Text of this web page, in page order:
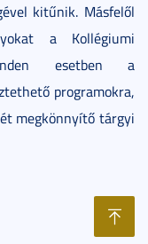
kitűnik. Másfelől
a Kollégiumi
esetben a
programokra,
megkönnyítő tárgyi